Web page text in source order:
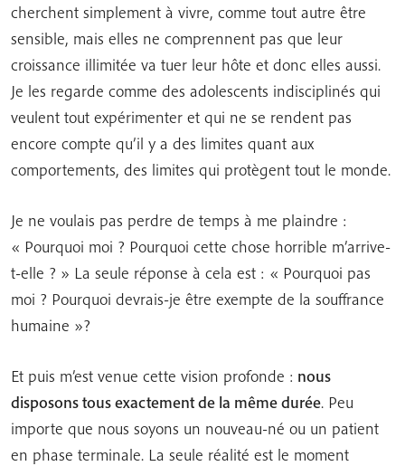
cherchent simplement à vivre, comme tout autre être
sensible, mais elles ne comprennent pas que leur
croissance illimitée va tuer leur hôte et donc elles aussi.
Je les regarde comme des adolescents indisciplinés qui
veulent tout expérimenter et qui ne se rendent pas
encore compte qu’il y a des limites quant aux
comportements, des limites qui protègent tout le monde.
Je ne voulais pas perdre de temps à me plaindre :
« Pourquoi moi ? Pourquoi cette chose horrible m’arrive-
t-elle ? » La seule réponse à cela est : « Pourquoi pas
moi ? Pourquoi devrais-je être exempte de la souffrance
humaine »?
Et puis m’est venue cette vision profonde : nous
disposons tous exactement de la même durée. Peu
importe que nous soyons un nouveau-né ou un patient
en phase terminale. La seule réalité est le moment